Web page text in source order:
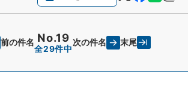
前の件名 No.19
全29件中
次の件名 末尾